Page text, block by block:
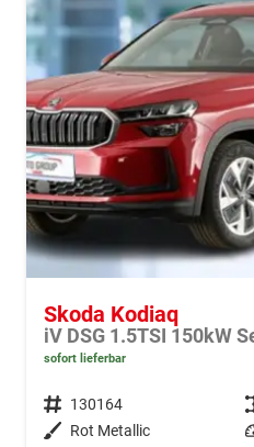
Skoda Kodiaq
iV DSG 1.5TSI 150kW
sofort lieferbar
Fahrzeugnr. 130164
Außenfarbe Rot Metallic